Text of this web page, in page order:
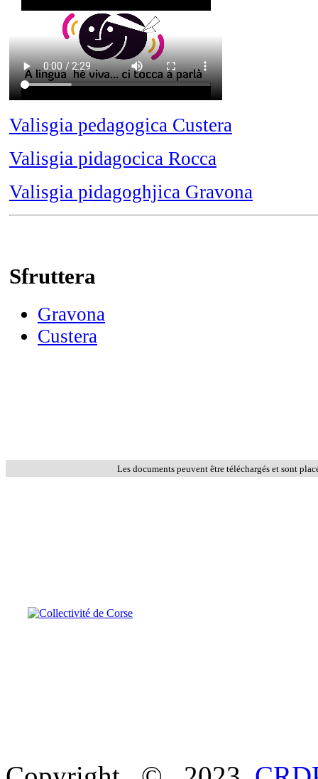
Valisgia pedagogica Custera
Valisgia pidagocica Rocca
Valisgia pidagoghjica Gravona
Sfruttera
Gravona
Custera
Les documents peuvent être téléchargés et sont